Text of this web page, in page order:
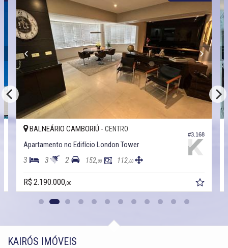
#3.168
BALNEÁRIO CAMBORIÚ - CENTRO
Apartamento no Edifício London Tower
3 3 2 152,00 112,00
R$ 2.190.000,00
KAIRÓS IMÓVEIS